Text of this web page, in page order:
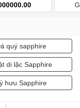
quý sapphire
di lặc Sapphire
hưu Sapphire